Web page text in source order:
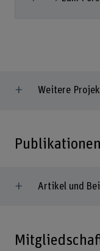
Weitere
Publikationen
Artikel und